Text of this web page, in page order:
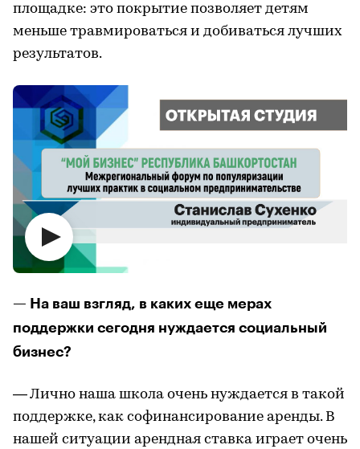
площадке: это покрытие позволяет детям
меньше травмироваться и добиваться лучших
результатов.
— На ваш взгляд, в каких еще мерах
поддержки сегодня нуждается социальный
бизнес?
— Лично наша школа очень нуждается в такой
поддержке, как софинансирование аренды. В
нашей ситуации арендная ставка играет очень